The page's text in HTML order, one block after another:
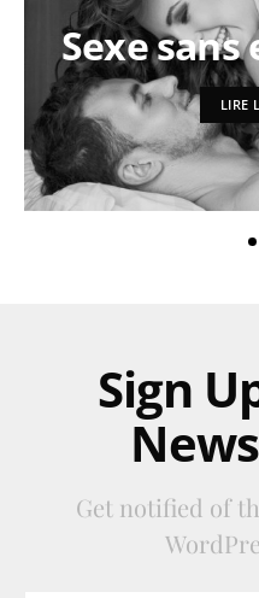
Sexe
LIRE
Sign
Get notified of